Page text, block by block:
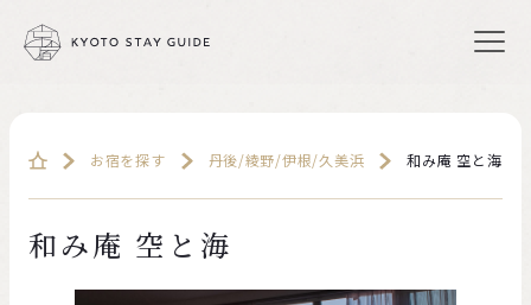
お宿を探す 丹後/綾野/伊根/久美浜 和み庵 空と海
和み庵 空と海